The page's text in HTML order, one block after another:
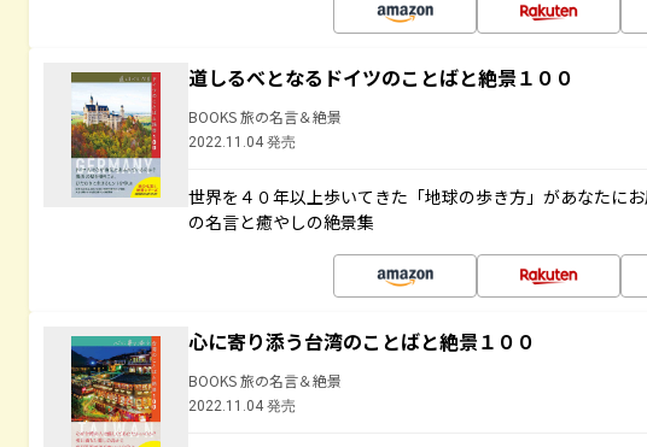
道しるべとなるドイツのことばと絶景１００
BOOKS 旅の名言＆絶景
2022.11.04 発売
世界を４０年以上歩いてきた「地球の歩き方」があなたに
の名言と癒やしの絶景集
心に寄り添う台湾のことばと絶景１００
BOOKS 旅の名言＆絶景
2022.11.04 発売